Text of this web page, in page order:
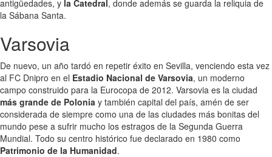
antigüedades, y la Catedral , donde además se guarda la reliquia de
la Sábana Santa.
Varsovia
De nuevo, un año tardó en repetir éxito en Sevilla, venciendo esta vez
al FC Dnipro en el Estadio Nacional de Varsovia, un moderno
campo construido para la Eurocopa de 2012. Varsovia es la ciudad
más grande de Polonia y también capital del país, amén de ser
considerada de siempre como una de las ciudades más bonitas del
mundo pese a sufrir mucho los estragos de la Segunda Guerra
Mundial. Todo su centro histórico fue declarado en 1980 como
Patrimonio de la Humanidad.